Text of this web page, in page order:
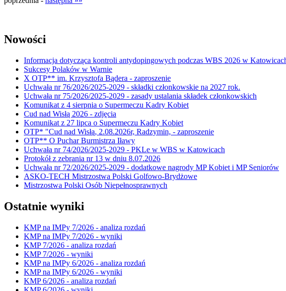
Nowości
Informacja dotycząca kontroli antydopingowych podczas WBS 2026 w
Sukcesy Polaków w Warnie
X OTP** im. Krzysztofa Bądera - zaproszenie
Uchwała nr 76/2026/2025-2029 - składki członkowskie na 2027 rok.
Uchwała nr 75/2026/2025-2029 - zasady ustalania składek członkowskich
Komunikat z 4 sierpnia o Supermeczu Kadry Kobiet
Cud nad Wisłą 2026 - zdjęcia
Komunikat z 27 lipca o Supermeczu Kadry Kobiet
OTP* "Cud nad Wisłą, 2.08.2026r, Radzymin, - zaproszenie
OTP** O Puchar Burmistrza Iławy
Uchwała nr 74/2026/2025-2029 - PKLe w WBS w Katowicach
Protokół z zebrania nr 13 w dniu 8.07.2026
Uchwała nr 72/2026/2025-2029 - dodatkowe nagrody MP Kobiet i MP Seniorów
ASKO-TECH Mistrzostwa Polski Golfowo-Brydżowe
Mistrzostwa Polski Osób Niepełnosprawnych
Ostatnie wyniki
KMP na IMPy 7/2026 - analiza rozdań
KMP na IMPy 7/2026 - wyniki
KMP 7/2026 - analiza rozdań
KMP 7/2026 - wyniki
KMP na IMPy 6/2026 - analiza rozdań
KMP na IMPy 6/2026 - wyniki
KMP 6/2026 - analiza rozdań